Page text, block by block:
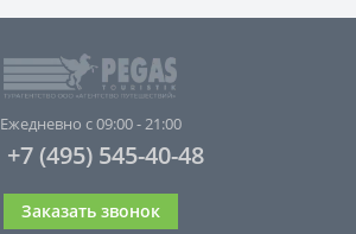
Ежедневно с 09:00 - 21:00
+7 (495) 545-40-48
Заказать звонок